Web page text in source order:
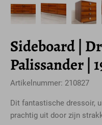
Sideboard |
Palissander |
Artikelnummer: 210827
Dit fantastische dressoir,
prachtig uit door zijn